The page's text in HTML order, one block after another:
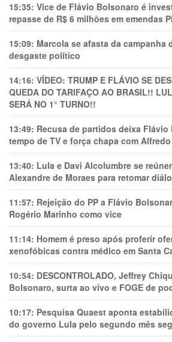
15:35: Vice de Flávio Bolsonaro é
repasse de R$ 6 milhões em emendas
15:09: Marcola se afasta da campanha
desgaste político
14:16: VÍDEO: TRUMP E FLÁVIO SE
QUEDA DO TARIFAÇO AO BRASIL!!
SERÁ NO 1° TURNO!!
13:49: Recusa de partidos deixa Flávio
tempo de TV e força chapa com
13:40: Lula e Davi Alcolumbre se
Alexandre de Moraes para retomar
11:57: Rejeição do PP a Flávio
Rogério Marinho como vice
11:14: Homem é preso após proferir
xenofóbicas contra médico em Santa
10:54: DESCONTROLADO, Jeffrey
Bolsonaro, surta ao vivo e FOGE de
10:17: Pesquisa Quaest aponta
do governo Lula pelo segundo mês